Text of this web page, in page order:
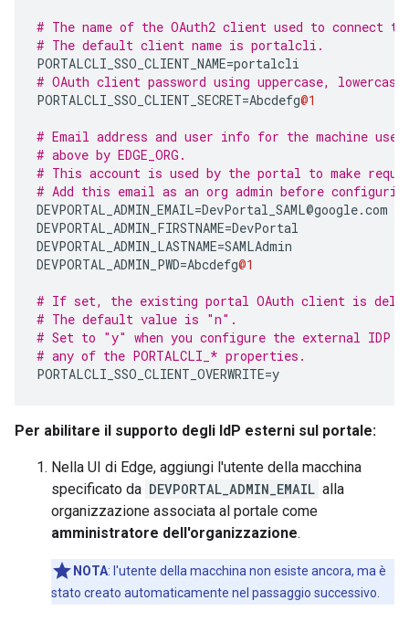
# The name of the OAuth2 client used to connect
# The default client name is portalcli.
PORTALCLI_SSO_CLIENT_NAME=portalcli
# OAuth client password using uppercase,
PORTALCLI_SSO_CLIENT_SECRET=Abcdefg@1
# Email address and user info for the machine
# above by EDGE_ORG.
# This account is used by the portal to make
# Add this email as an org admin before
DEVPORTAL_ADMIN_EMAIL=DevPortal_SAML@google.com
DEVPORTAL_ADMIN_FIRSTNAME=DevPortal
DEVPORTAL_ADMIN_LASTNAME=SAMLAdmin
DEVPORTAL_ADMIN_PWD=Abcdefg@1
# If set, the existing portal OAuth client is
# The default value is "n".
# Set to "y" when you configure the external IDP
# any of the PORTALCLI_* properties.
PORTALCLI_SSO_CLIENT_OVERWRITE=y
Per abilitare il supporto degli IdP esterni sul portale:
Nella UI di Edge, aggiungi l'utente della macchina
specificato da DEVPORTAL_ADMIN_EMAIL alla
organizzazione associata al portale come
amministratore dell'organizzazione.
NOTA: l'utente della macchina non esiste ancora, ma è
stato creato automaticamente nel passaggio successivo.